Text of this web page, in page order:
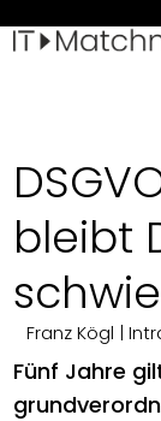
bleibt
Franz Kögl |
Fünf Jahre